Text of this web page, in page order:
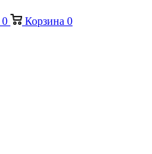
0 Корзина 0